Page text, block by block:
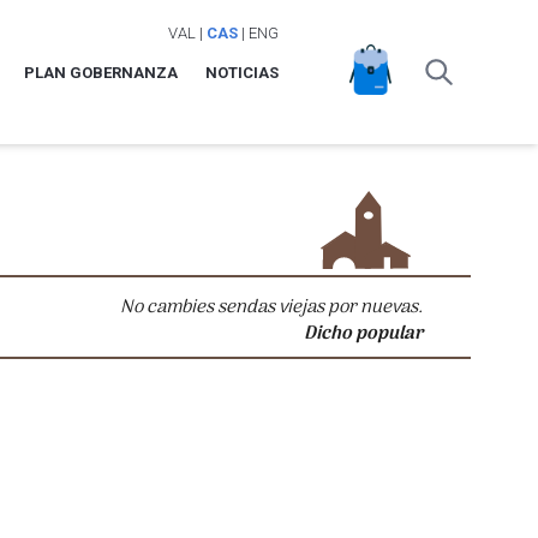
VAL | CAS| ENG
PLAN GOBERNANZA NOTICIAS
No cambies sendas viejas por nuevas.
Dicho popular